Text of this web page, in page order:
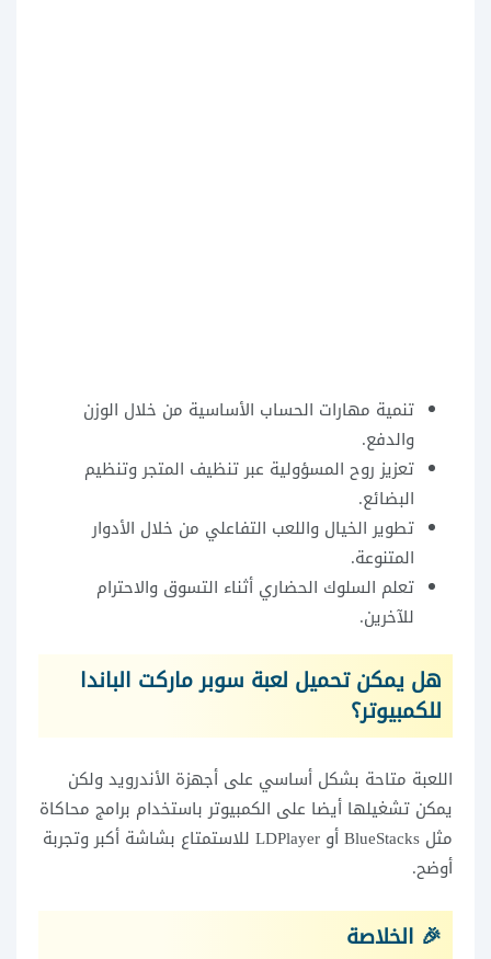
تنمية مهارات الحساب الأساسية من خلال الوزن
والدفع.
تعزيز روح المسؤولية عبر تنظيف المتجر وتنظيم
البضائع.
تطوير الخيال واللعب التفاعلي من خلال الأدوار
المتنوعة.
تعلم السلوك الحضاري أثناء التسوق والاحترام
للآخرين.
هل يمكن تحميل لعبة سوبر ماركت الباندا
للكمبيوتر؟
اللعبة متاحة بشكل أساسي على أجهزة الأندرويد ولكن
يمكن تشغيلها أيضا على الكمبيوتر باستخدام برامج محاكاة
مثل BlueStacks أو LDPlayer للاستمتاع بشاشة أكبر وتجربة
أوضح.
🎉 الخلاصة